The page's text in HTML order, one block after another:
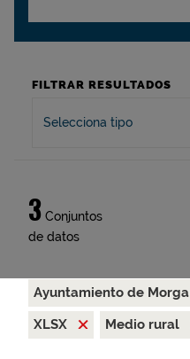
FILTRAR RESULTADOS
Selecciona tipo
3 Conjuntos
de datos
Ayuntamiento de Morga
XLSX
Medio rural